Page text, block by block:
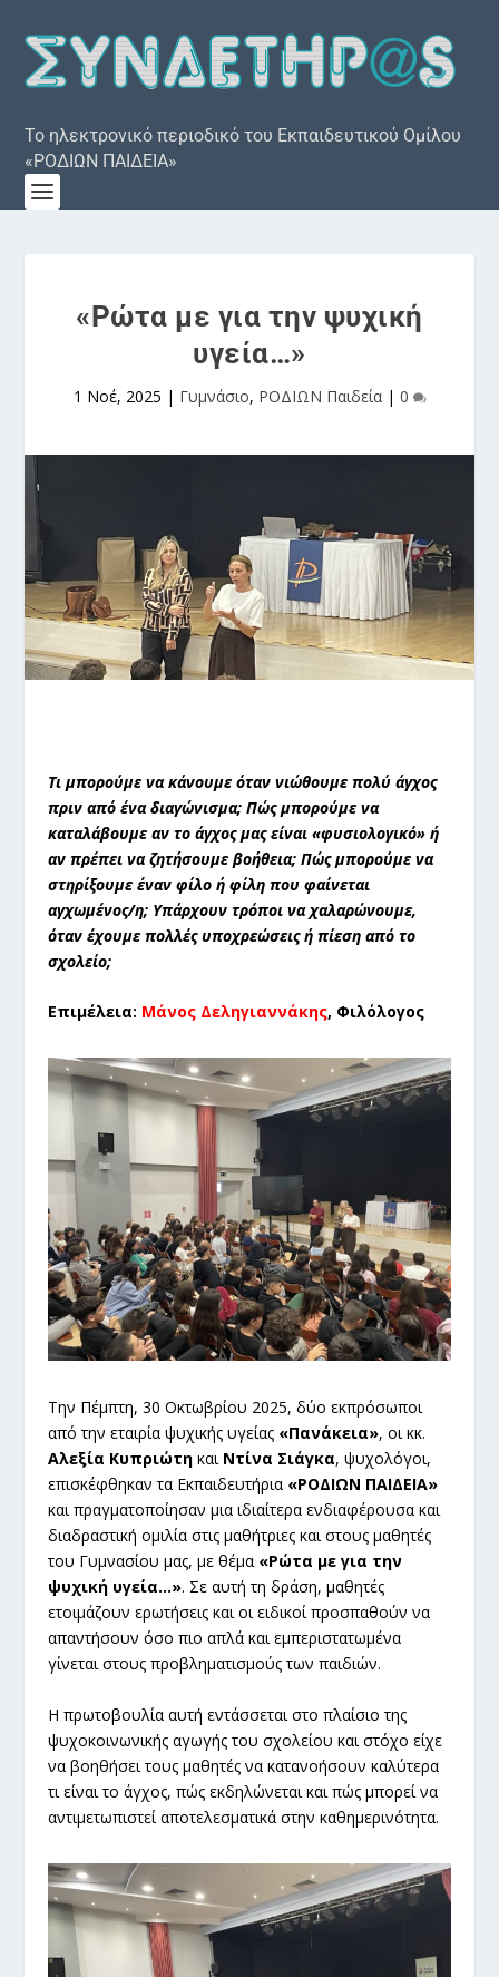
Το ηλεκτρονικό περιοδικό του Εκπαιδευτικού Ομίλου
«ΡΟΔΙΩΝ ΠΑΙΔΕΙΑ»
«Ρώτα με για την ψυχική
υγεία…»
1 Νοέ, 2025 | Γυμνάσιο, ΡΟΔΙΩΝ Παιδεία| 0
Τι μπορούμε να κάνουμε όταν νιώθουμε πολύ άγχος
πριν από ένα διαγώνισμα; Πώς μπορούμε να
καταλάβουμε αν το άγχος μας είναι «φυσιολογικό» ή
αν πρέπει να ζητήσουμε βοήθεια; Πώς μπορούμε να
στηρίξουμε έναν φίλο ή φίλη που φαίνεται
αγχωμένος/η; Υπάρχουν τρόποι να χαλαρώνουμε,
όταν έχουμε πολλές υποχρεώσεις ή πίεση από το
σχολείο;
Επιμέλεια: Μάνος Δεληγιαννάκης, Φιλόλογος
Την Πέμπτη, 30 Οκτωβρίου 2025, δύο εκπρόσωποι
από την εταιρία ψυχικής υγείας «Πανάκεια», οι κκ.
Αλεξία Κυπριώτηκαι Ντίνα Σιάγκα, ψυχολόγοι,
επισκέφθηκαν τα Εκπαιδευτήρια «ΡΟΔΙΩΝ ΠΑΙΔΕΙΑ»
και πραγματοποίησαν μια ιδιαίτερα ενδιαφέρουσα και
διαδραστική ομιλία στις μαθήτριες και στους μαθητές
του Γυμνασίου μας, με θέμα «Ρώτα με για την
ψυχική υγεία…». Σε αυτή τη δράση, μαθητές
ετοιμάζουν ερωτήσεις και οι ειδικοί προσπαθούν να
απαντήσουν όσο πιο απλά και εμπεριστατωμένα
γίνεται στους προβληματισμούς των παιδιών.
Η πρωτοβουλία αυτή εντάσσεται στο πλαίσιο της
ψυχοκοινωνικής αγωγής του σχολείου και στόχο είχε
να βοηθήσει τους μαθητές να κατανοήσουν καλύτερα
τι είναι το άγχος, πώς εκδηλώνεται και πώς μπορεί να
αντιμετωπιστεί αποτελεσματικά στην καθημερινότητα.